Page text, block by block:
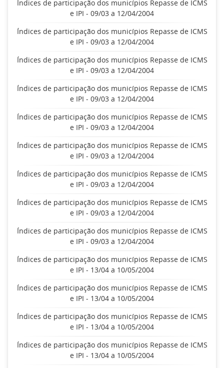
Índices de participação dos municípios Repasse de ICMS
e IPI - 09/03 a 12/04/2004
Índices de participação dos municípios Repasse de ICMS
e IPI - 09/03 a 12/04/2004
Índices de participação dos municípios Repasse de ICMS
e IPI - 09/03 a 12/04/2004
Índices de participação dos municípios Repasse de ICMS
e IPI - 09/03 a 12/04/2004
Índices de participação dos municípios Repasse de ICMS
e IPI - 09/03 a 12/04/2004
Índices de participação dos municípios Repasse de ICMS
e IPI - 09/03 a 12/04/2004
Índices de participação dos municípios Repasse de ICMS
e IPI - 09/03 a 12/04/2004
Índices de participação dos municípios Repasse de ICMS
e IPI - 09/03 a 12/04/2004
Índices de participação dos municípios Repasse de ICMS
e IPI - 09/03 a 12/04/2004
Índices de participação dos municípios Repasse de ICMS
e IPI - 13/04 a 10/05/2004
Índices de participação dos municípios Repasse de ICMS
e IPI - 13/04 a 10/05/2004
Índices de participação dos municípios Repasse de ICMS
e IPI - 13/04 a 10/05/2004
Índices de participação dos municípios Repasse de ICMS
e IPI - 13/04 a 10/05/2004